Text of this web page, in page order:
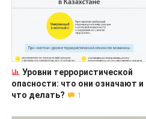
Уровни террористической
опасности: что они означают и
что делать?
1